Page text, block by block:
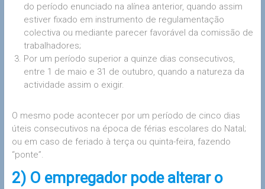
do período enunciado na alínea anterior, quando assim
estiver fixado em instrumento de regulamentação
colectiva ou mediante parecer favorável da comissão de
trabalhadores;
Por um período superior a quinze dias consecutivos,
entre 1 de maio e 31 de outubro, quando a natureza da
actividade assim o exigir.
O mesmo pode acontecer por um período de cinco dias
úteis consecutivos na época de férias escolares do Natal;
ou em caso de feriado à terça ou quinta-feira, fazendo
“ponte”.
2) O empregador pode alterar o